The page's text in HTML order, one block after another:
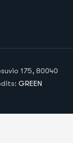
175, 80040
GREEN